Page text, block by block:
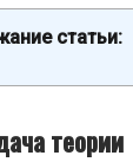
статьи:
теории